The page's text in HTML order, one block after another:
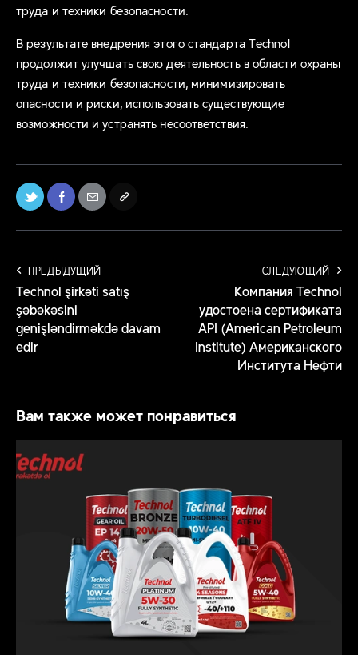
труда и техники безопасности.
В результате внедрения этого стандарта Technol
продолжит улучшать свою деятельность в области охраны
труда и техники безопасности, минимизировать
опасности и риски, использовать существующие
возможности и устранять несоответствия.
ПРЕДЫДУЩИЙ
Technol şirkəti satış
şəbəkəsini
genişləndirməkdə davam
edir
СЛЕДУЮЩИЙ
Компания Technol
удостоена сертификата
API (American Petroleum
Institute) Американского
Института Нефти
Вам также может понравиться